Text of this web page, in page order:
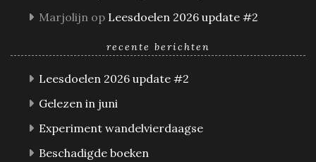
Marjolijn op Leesdoelen 2026 update #2
recente berichten
Leesdoelen 2026 update #2
Gelezen in juni
Experiment wandelvierdaagse
Beschadigde boeken